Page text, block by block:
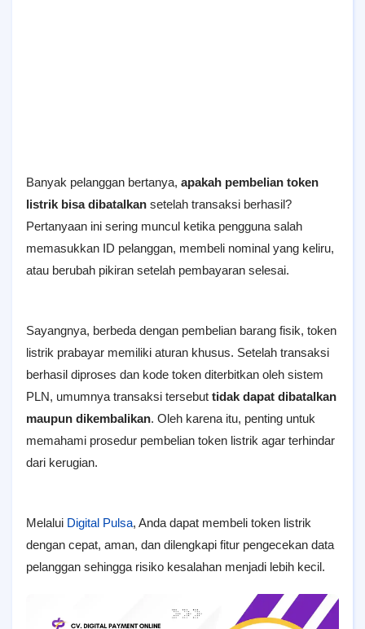
Banyak pelanggan bertanya, apakah pembelian token
listrik bisa dibatalkan setelah transaksi berhasil?
Pertanyaan ini sering muncul ketika pengguna salah
memasukkan ID pelanggan, membeli nominal yang keliru,
atau berubah pikiran setelah pembayaran selesai.
Sayangnya, berbeda dengan pembelian barang fisik, token
listrik prabayar memiliki aturan khusus. Setelah transaksi
berhasil diproses dan kode token diterbitkan oleh sistem
PLN, umumnya transaksi tersebut tidak dapat dibatalkan
maupun dikembalikan. Oleh karena itu, penting untuk
memahami prosedur pembelian token listrik agar terhindar
dari kerugian.
Melalui Digital Pulsa, Anda dapat membeli token listrik
dengan cepat, aman, dan dilengkapi fitur pengecekan data
pelanggan sehingga risiko kesalahan menjadi lebih kecil.